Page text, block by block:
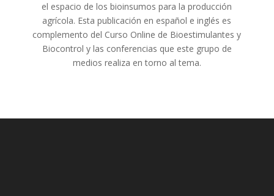
el espacio de los bioinsumos para la producción
agrícola. Esta publicación en español e inglés es
complemento del Curso Online de Bioestimulantes y
Biocontrol y las conferencias que este grupo de
medios realiza en torno al tema.